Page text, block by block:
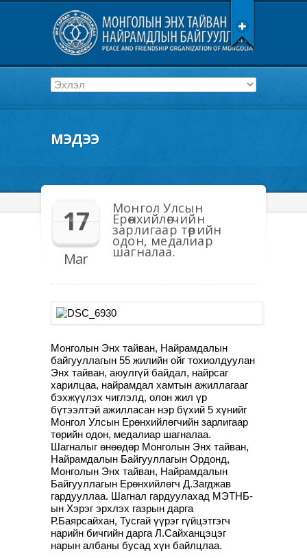
МЭДЭЭ
17
Mar
Монгол Улсын
Ерөнхийлөгчийн
зарлигаар төрийн
одон, медалиар
шагналаа.
Монголын Энх тайван, Найрамдалын
байгууллагын 55 жилийн ойг тохиолдуулан
Энх тайван, аюулгүй байдал, найрсаг
харилцаа, найрамдал хамтын ажиллагааг
бэхжүүлэх чиглэлд, олон жил үр
бүтээлтэй ажилласан нэр бүхий 5 хүнийг
Монгол Улсын Ерөнхийлөгчийн зарлигаар
төрийн одон, медалиар шагналаа.
Шагналыг өнөөдөр Монголын Энх тайван,
Найрамдалын Байгууллагын Ордонд,
Монголын Энх тайван, Найрамдалын
Байгууллагын Ерөнхийлөгч Д.Загджав
гардууллаа. Шагнал гардуулахад МЭТНБ-
ын Хэрэг эрхлэх газрын дарга
Р.Баярсайхан, Тусгай үүрэг гүйцэтгэгч
нарийн бичгийн дарга Л.Сайханцэцэг
нарын албаны бусад хүн байлцлаа.